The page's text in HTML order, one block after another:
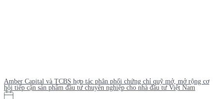
Amber Capital và TCBS hợp tác phân phối chứng chỉ quỹ mở, mở rộng cơ
hội tiếp cận sản phẩm đầu tư chuyên nghiệp cho nhà đầu tư Việt Nam